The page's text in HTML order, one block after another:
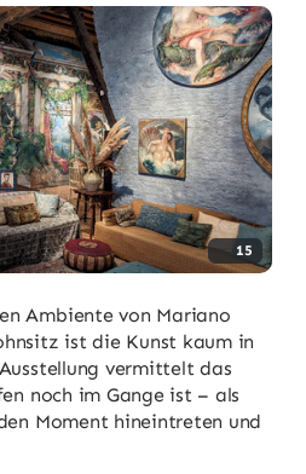
15
Ambiente von Mariano
ist die Kunst kaum in
vermittelt das
noch im Gange ist – als
Moment hineintreten und